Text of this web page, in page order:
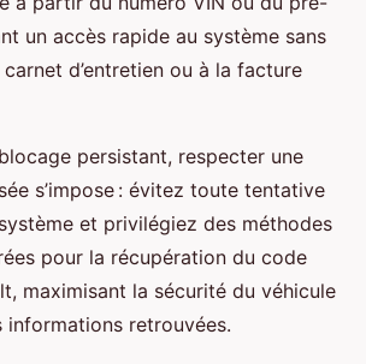
un accès rapide au système sans
d’entretien ou à la facture
persistant, respecter une
s’impose : évitez toute tentative
et privilégiez des méthodes
pour la récupération du code
maximisant la sécurité du véhicule
retrouvées.